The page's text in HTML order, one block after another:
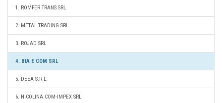
1. ROMFER TRANS SRL
2. METAL TRADING SRL
3. ROJAD SRL
4. BIA E COM SRL
5. DEEA S.R.L.
6. NICOLINA COM-IMPEX SRL